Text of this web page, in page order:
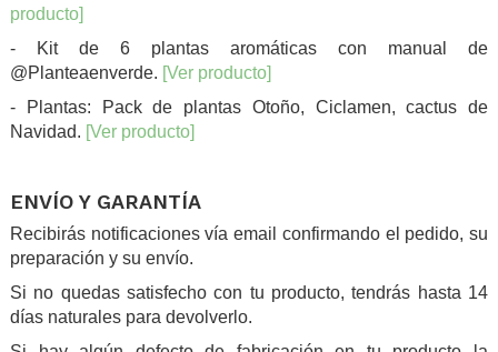
producto]
- Kit de 6 plantas aromáticas con manual de
@Planteaenverde. [Ver producto]
- Plantas: Pack de plantas Otoño, Ciclamen, cactus de
Navidad. [Ver producto]
ENVÍO Y GARANTÍA
Recibirás notificaciones vía email confirmando el pedido, su
preparación y su envío.
Si no quedas satisfecho con tu producto, tendrás hasta 14
días naturales para devolverlo.